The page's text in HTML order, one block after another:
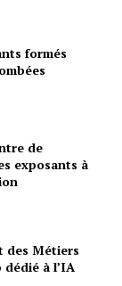
formés
de
exposants à
des Métiers
à l’IA